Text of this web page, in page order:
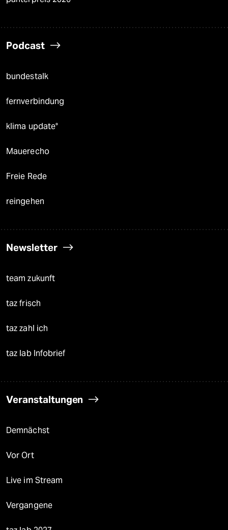
Podcast
bundestalk
fernverbindung
klima update°
Mauerecho
Freie Rede
reingehen
Newsletter
team zukunft
taz frisch
taz zahl ich
taz lab Infobrief
Veranstaltungen
Demnächst
Vor Ort
Live im Stream
Vergangene